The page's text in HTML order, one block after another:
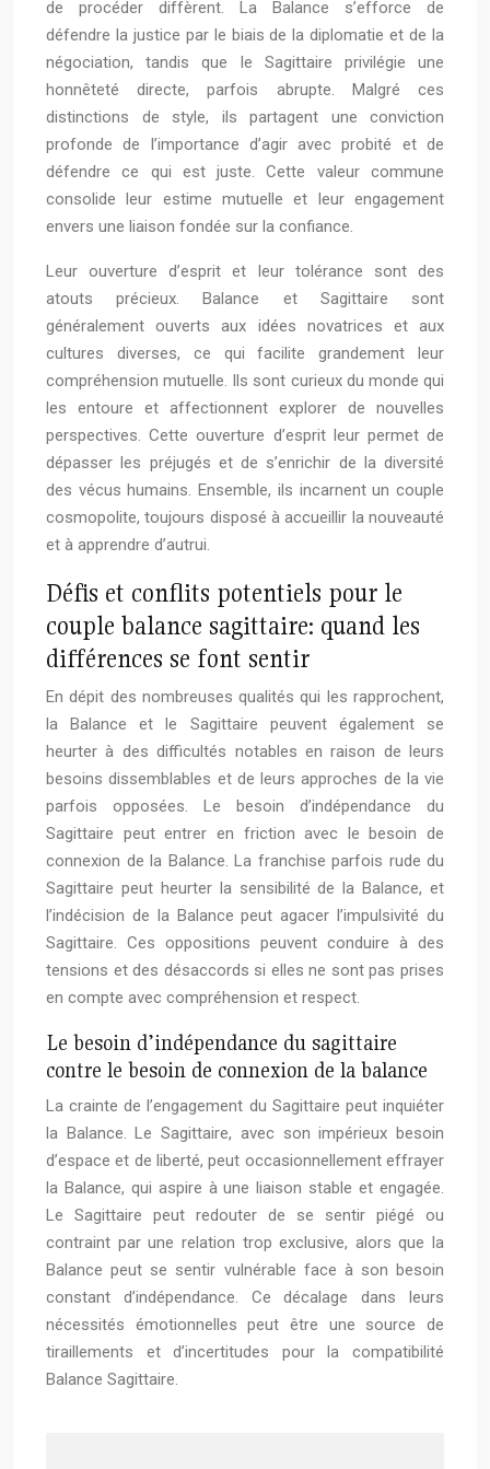
de procéder diffèrent. La Balance s’efforce de
défendre la justice par le biais de la diplomatie et de la
négociation, tandis que le Sagittaire privilégie une
honnêteté directe, parfois abrupte. Malgré ces
distinctions de style, ils partagent une conviction
profonde de l’importance d’agir avec probité et de
défendre ce qui est juste. Cette valeur commune
consolide leur estime mutuelle et leur engagement
envers une liaison fondée sur la confiance.
Leur ouverture d’esprit et leur tolérance sont des
atouts précieux. Balance et Sagittaire sont
généralement ouverts aux idées novatrices et aux
cultures diverses, ce qui facilite grandement leur
compréhension mutuelle. Ils sont curieux du monde qui
les entoure et affectionnent explorer de nouvelles
perspectives. Cette ouverture d’esprit leur permet de
dépasser les préjugés et de s’enrichir de la diversité
des vécus humains. Ensemble, ils incarnent un couple
cosmopolite, toujours disposé à accueillir la nouveauté
et à apprendre d’autrui.
Défis et conflits potentiels pour le
couple balance sagittaire: quand les
différences se font sentir
En dépit des nombreuses qualités qui les rapprochent,
la Balance et le Sagittaire peuvent également se
heurter à des difficultés notables en raison de leurs
besoins dissemblables et de leurs approches de la vie
parfois opposées. Le besoin d’indépendance du
Sagittaire peut entrer en friction avec le besoin de
connexion de la Balance. La franchise parfois rude du
Sagittaire peut heurter la sensibilité de la Balance, et
l’indécision de la Balance peut agacer l’impulsivité du
Sagittaire. Ces oppositions peuvent conduire à des
tensions et des désaccords si elles ne sont pas prises
en compte avec compréhension et respect.
Le besoin d’indépendance du sagittaire
contre le besoin de connexion de la balance
La crainte de l’engagement du Sagittaire peut inquiéter
la Balance. Le Sagittaire, avec son impérieux besoin
d’espace et de liberté, peut occasionnellement effrayer
la Balance, qui aspire à une liaison stable et engagée.
Le Sagittaire peut redouter de se sentir piégé ou
contraint par une relation trop exclusive, alors que la
Balance peut se sentir vulnérable face à son besoin
constant d’indépendance. Ce décalage dans leurs
nécessités émotionnelles peut être une source de
tiraillements et d’incertitudes pour la compatibilité
Balance Sagittaire.